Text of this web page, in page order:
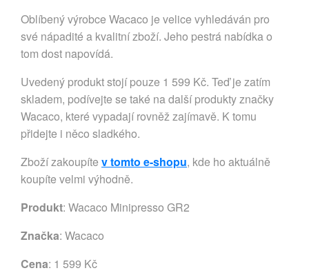
Oblíbený výrobce Wacaco je velice vyhledáván pro
své nápadité a kvalitní zboží. Jeho pestrá nabídka o
tom dost napovídá.
Uvedený produkt stojí pouze 1 599 Kč. Teď je zatím
skladem, podívejte se také na další produkty značky
Wacaco, které vypadají rovněž zajímavě. K tomu
přidejte i něco sladkého.
Zboží zakoupíte v tomto e-shopu, kde ho aktuálně
koupíte velmi výhodně.
Produkt: Wacaco Minipresso GR2
Značka: Wacaco
Cena: 1 599 Kč